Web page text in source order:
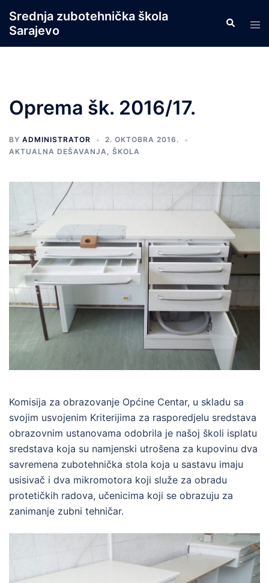
content
Srednja zubotehnička škola
Sarajevo
Search
Oprema šk. 2016/17.
BY ADMINISTRATOR
2. OKTOBRA 2016.
AKTUALNA DEŠAVANJA, ŠKOLA
Komisija za obrazovanje Općine Centar, u skladu sa
svojim usvojenim Kriterijima za rasporedjelu sredstava
obrazovnim ustanovama odobrila je našoj školi isplatu
sredstava koja su namjenski utrošena za kupovinu dva
savremena zubotehnička stola koja u sastavu imaju
usisivač i dva mikromotora koji služe za obradu
protetičkih radova, učenicima koji se obrazuju za
zanimanje zubni tehničar.